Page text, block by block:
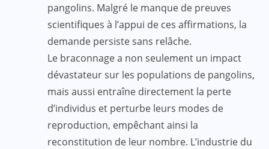
pangolins. Malgré le manque de preuves
scientifiques à l’appui de ces affirmations, la
demande persiste sans relâche.
Le braconnage a non seulement un impact
dévastateur sur les populations de pangolins,
mais aussi entraîne directement la perte
d’individus et perturbe leurs modes de
reproduction, empêchant ainsi la
reconstitution de leur nombre. L’industrie du